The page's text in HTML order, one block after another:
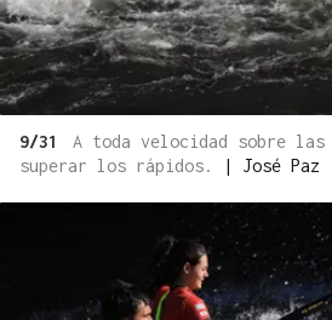
9/31
A toda velocidad sobre
superar los rápidos.
José Paz